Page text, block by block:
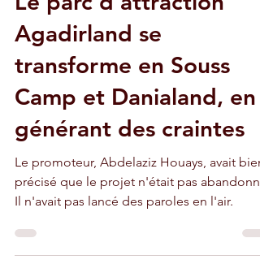
Le parc d'attraction
Agadirland se
transforme en Souss
Camp et Danialand, en
générant des craintes
Le promoteur, Abdelaziz Houays, avait bien
précisé que le projet n'était pas
Il n'avait pas lancé des paroles en l'air.